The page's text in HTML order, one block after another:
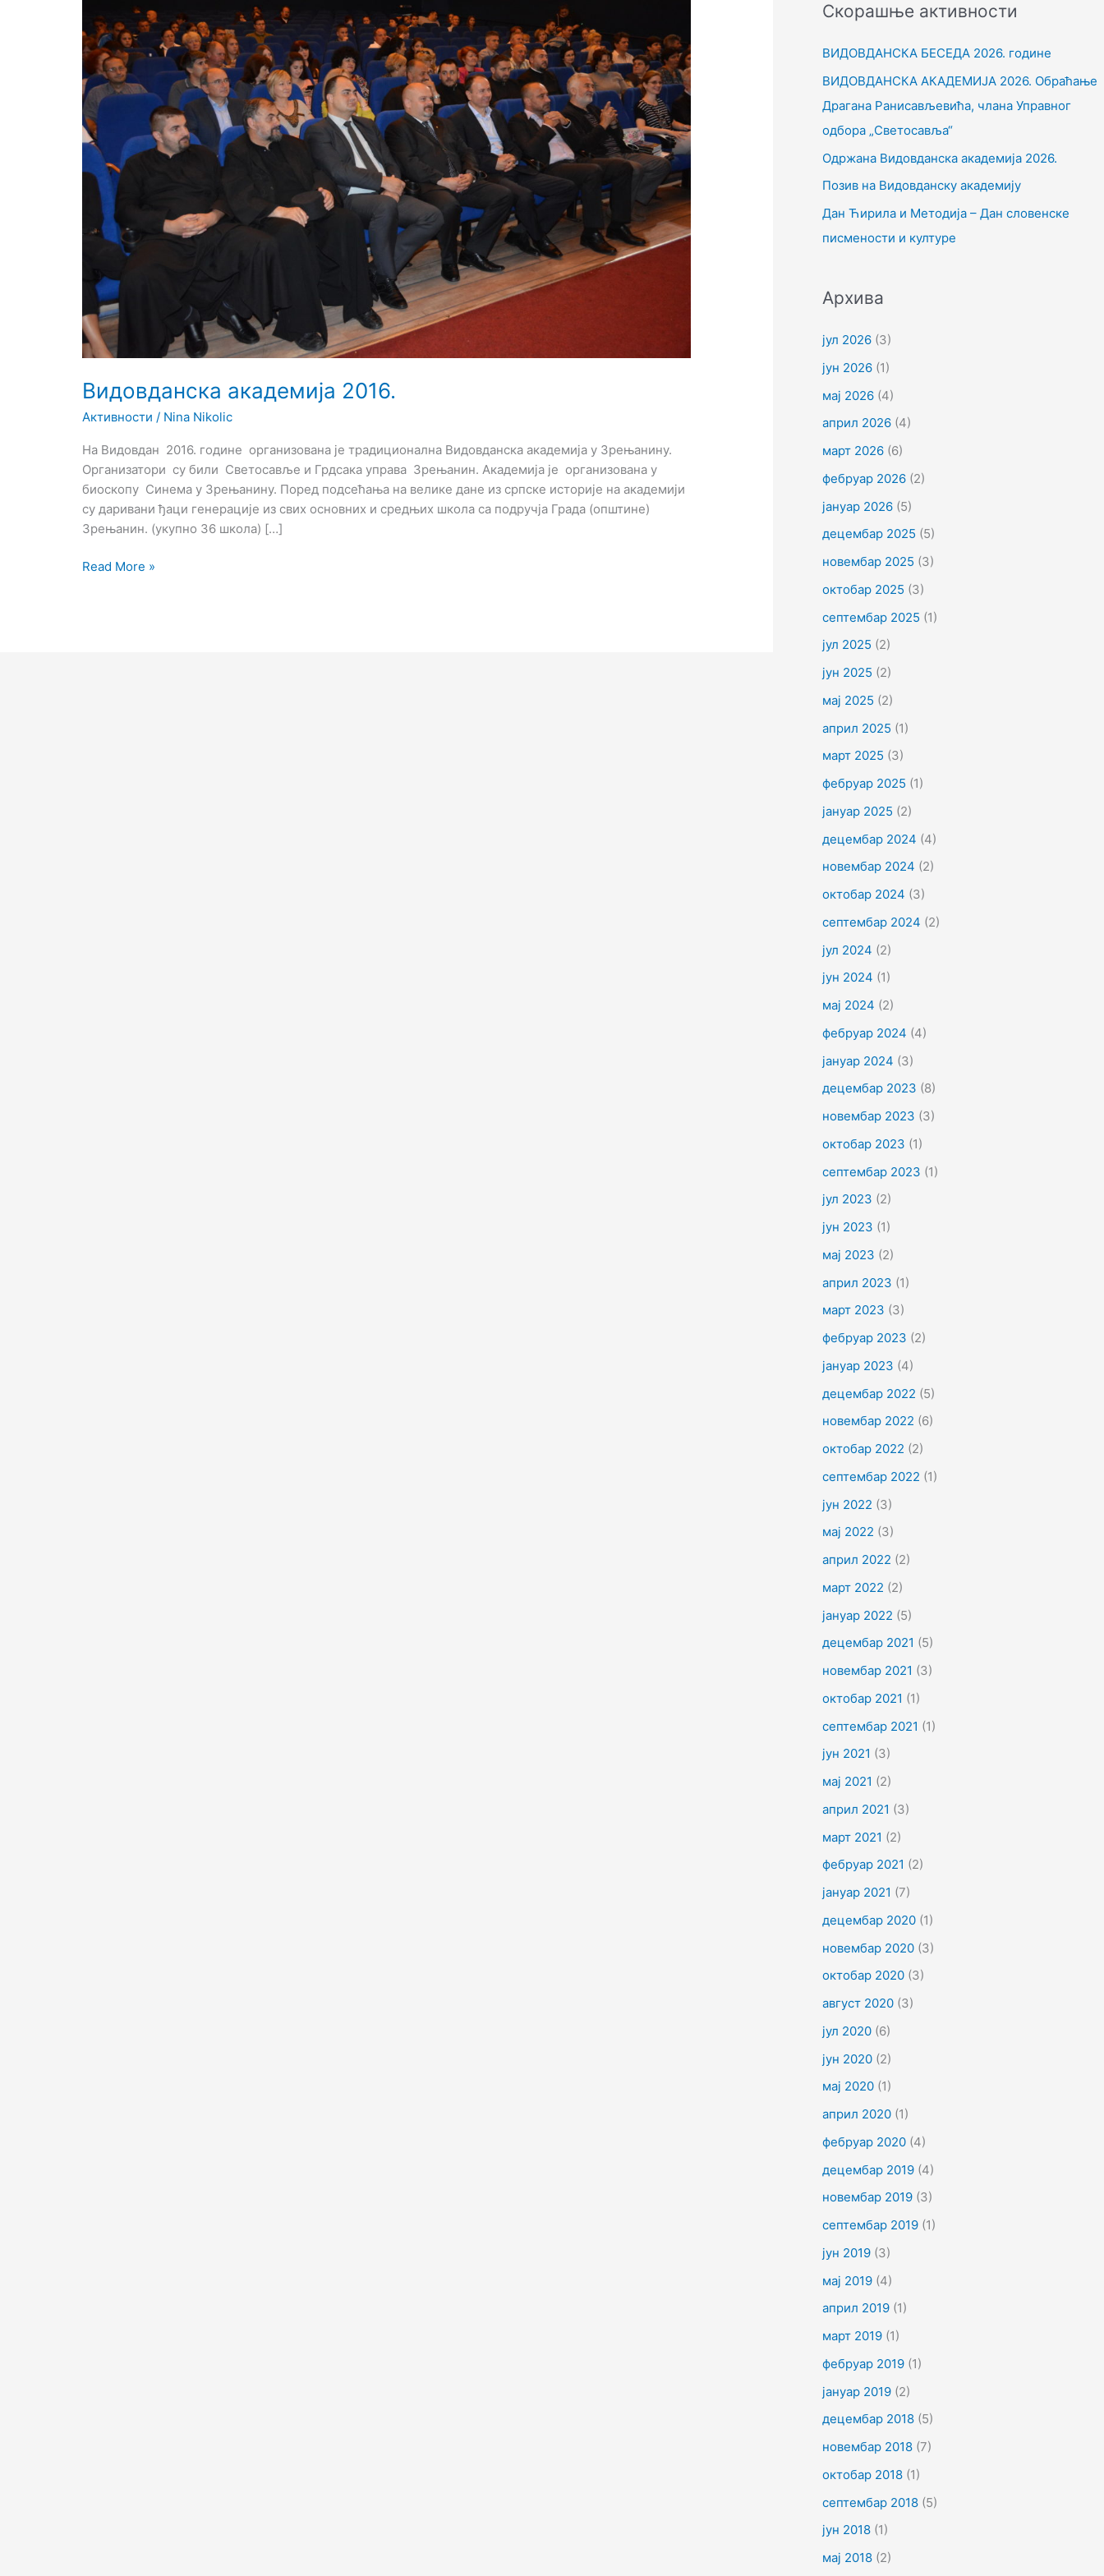
Видовданска академија 2016.
Активности / Nina Nikolic
На Видовдан 2016. године организована је традиционална Видовданска академија у Зрењанину.
Организатори су били Светосавље и Грдсака управа Зрењанин. Академија је организована у
биоскопу Синема у Зрењанину. Поред подсећања на велике дане из српске историје на академији
су даривани ђаци генерације из свих основних и средњих школа са подручја Града (општине)
Зрењанин. (укупно 36 школа) […]
Read More »
т
р
а
:
Скорашње активности
ВИДОВДАНСКА БЕСЕДА 2026. године
ВИДОВДАНСКА АКАДЕМИЈА 2026. Обраћање
Драгана Ранисављевића, члана Управног
одбора „Светосавља“
Одржана Видовданска академија 2026.
Позив на Видовданску академију
Дан Ћирила и Методија – Дан словенске
писмености и културе
Архива
јул 2026(3)
јун 2026(1)
мај 2026(4)
април 2026(4)
март 2026(6)
фебруар 2026(2)
јануар 2026(5)
децембар 2025 (5)
новембар 2025 (3)
октобар 2025 (3)
септембар 2025 (1)
јул 2025 (2)
јун 2025 (2)
мај 2025 (2)
април 2025 (1)
март 2025 (3)
фебруар 2025 (1)
јануар 2025 (2)
децембар 2024 (4)
новембар 2024 (2)
октобар 2024 (3)
септембар 2024 (2)
јул 2024 (2)
јун 2024 (1)
мај 2024 (2)
фебруар 2024 (4)
јануар 2024 (3)
децембар 2023 (8)
новембар 2023 (3)
октобар 2023 (1)
септембар 2023 (1)
јул 2023 (2)
јун 2023 (1)
мај 2023 (2)
април 2023 (1)
март 2023 (3)
фебруар 2023 (2)
јануар 2023 (4)
децембар 2022 (5)
новембар 2022 (6)
октобар 2022 (2)
септембар 2022 (1)
јун 2022 (3)
мај 2022 (3)
април 2022 (2)
март 2022 (2)
јануар 2022 (5)
децембар 2021 (5)
новембар 2021 (3)
октобар 2021 (1)
септембар 2021 (1)
јун 2021 (3)
мај 2021 (2)
април 2021 (3)
март 2021 (2)
фебруар 2021 (2)
јануар 2021 (7)
децембар 2020(1)
новембар 2020(3)
октобар 2020(3)
август 2020(3)
јул 2020(6)
јун 2020(2)
мај 2020(1)
април 2020(1)
фебруар 2020(4)
децембар 2019(4)
новембар 2019(3)
септембар 2019(1)
јун 2019(3)
мај 2019(4)
април 2019(1)
март 2019(1)
фебруар 2019(1)
јануар 2019(2)
децембар 2018(5)
новембар 2018(7)
октобар 2018(1)
септембар 2018(5)
јун 2018(1)
мај 2018(2)